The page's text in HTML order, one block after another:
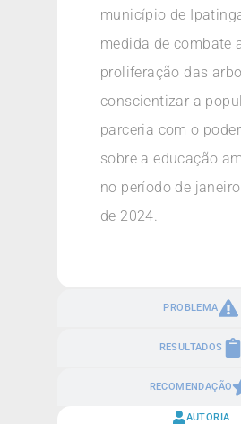
PROBLEMA
RESULTADOS
RECOMENDAÇÃO
município de
medida de combate
proliferação das
conscientizar a
parceria com o
sobre a educação
no período de
de 2024.
AUTORIA